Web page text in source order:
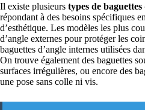
Il existe plusieurs types de baguettes
répondant à des besoins spécifiques
d’esthétique. Les modèles les plus
d’angle externes pour protéger les
baguettes d’angle internes utilisées
On trouve également des baguettes
surfaces irrégulières, ou encore des
une pose sans colle ni vis.